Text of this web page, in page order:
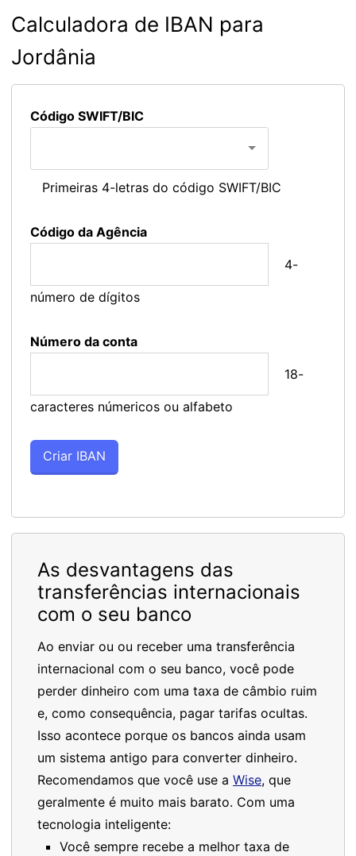
Calculadora de IBAN para
Jordânia
Código SWIFT/BIC
Primeiras 4-letras do código SWIFT/BIC
Código da Agência
4-
número de dígitos
Número da conta
18-
caracteres númericos ou alfabeto
As desvantagens das
transferências internacionais
com o seu banco
Ao enviar ou ou receber uma transferência
internacional com o seu banco, você pode
perder dinheiro com uma taxa de câmbio ruim
e, como consequência, pagar tarifas ocultas.
Isso acontece porque os bancos ainda usam
um sistema antigo para converter dinheiro.
Recomendamos que você use a Wise, que
geralmente é muito mais barato. Com uma
tecnologia inteligente:
Você sempre recebe a melhor taxa de